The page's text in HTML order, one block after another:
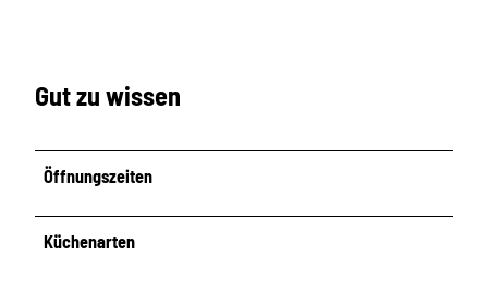
Gut zu wissen
Öffnungszeiten
Küchenarten